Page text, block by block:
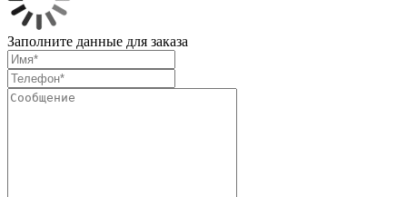
Заполните данные для заказа